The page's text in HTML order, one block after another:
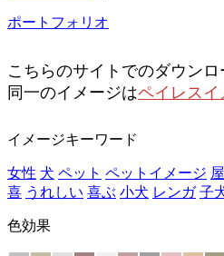
ポートフォリオ
こちらのサイトでのダウンロ
同一のイメージはペイレスイ
イメージキーワード
女性 犬 ペット ペットイメージ
喜 うれしい 喜ぶ 小犬 レンガ 子
色効果